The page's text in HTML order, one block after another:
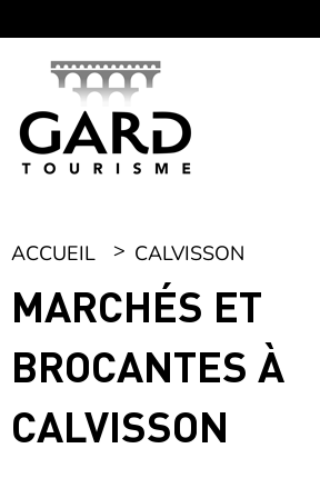
ACCUEIL CALVISSON
MARCHÉS ET
BROCANTES À
CALVISSON